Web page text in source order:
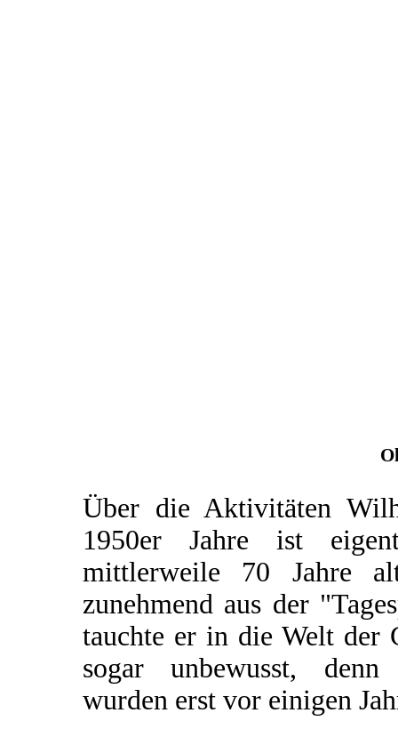
Über die Aktivitäten
1950er Jahre ist
mittlerweile 70 Jahre
zunehmend aus der
tauchte er in die Welt der
sogar unbewusst, denn
wurden erst vor einigen